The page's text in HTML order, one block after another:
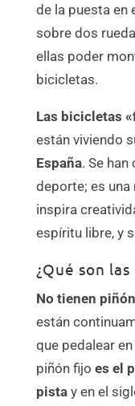
de la puesta en
sobre dos
ellas poder
bicicletas.
Las bicicletas
están viviendo
España. Se
deporte; es una
inspira
espíritu libre, y
¿Qué son
No tienen
están
que pedalear
piñón fijo es el
pistay en el